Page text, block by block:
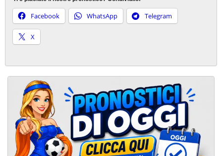
Facebook WhatsApp Telegram
X